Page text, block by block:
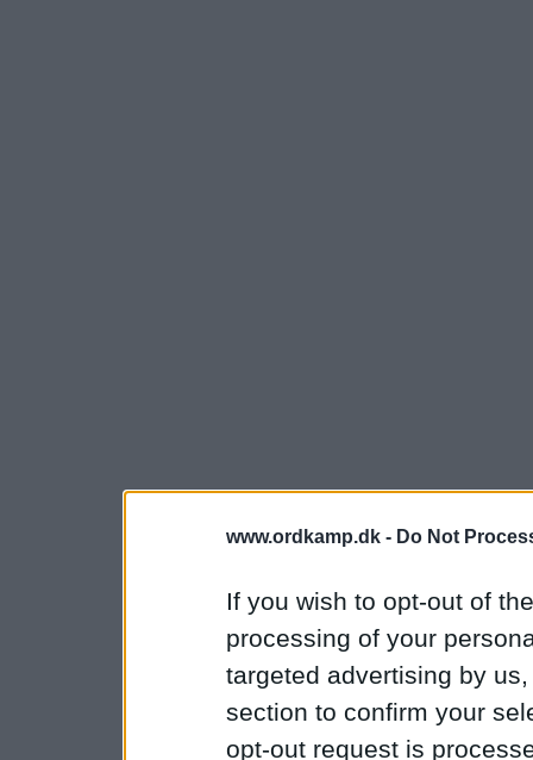
www.ordkamp.dk - Do Not
If you wish to opt-out of
processing of your
targeted advertising by
section to confirm your
opt-out request is